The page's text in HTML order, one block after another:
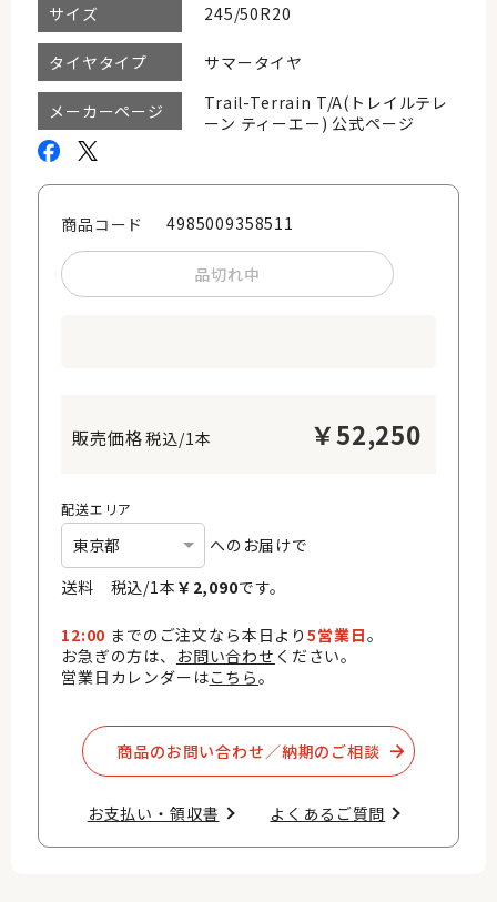
サイズ
245/50R20
タイヤタイプ サマータイヤ
メーカーページ
Trail-Terrain T/A(トレイルテレ
ーン ティーエー) 公式ページ
商品コード 4985009358511
品切れ中
税込/1本 ￥52,250
配送エリア
へのお届けで
送料 税込/1本 ￥ 2,090です。
12:00 までのご注文なら本日より5営業日。
お急ぎの方は、 お問い合わせ ください。
営業日カレンダーはこちら。
商品のお問い合わせ／納期のご相談​
お支払い・領収書​ よくあるご質問​